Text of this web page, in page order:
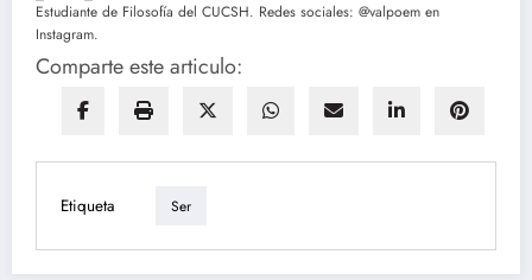
Estudiante de Filosofía del CUCSH. Redes sociales: @valpoem en
Instagram.
Comparte este articulo:
Etiqueta Ser